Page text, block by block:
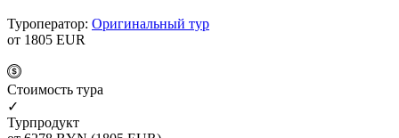
Туроператор: Оригинальный тур
от 1805 EUR
Cтоимость тура
✓
Турпродукт